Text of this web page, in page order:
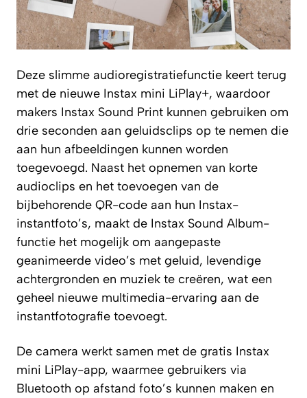
Deze slimme audioregistratiefunctie keert terug
met de nieuwe Instax mini LiPlay+, waardoor
makers Instax Sound Print kunnen gebruiken om
drie seconden aan geluidsclips op te nemen die
aan hun afbeeldingen kunnen worden
toegevoegd. Naast het opnemen van korte
audioclips en het toevoegen van de
bijbehorende QR-code aan hun Instax-
instantfoto’s, maakt de Instax Sound Album-
functie het mogelijk om aangepaste
geanimeerde video’s met geluid, levendige
achtergronden en muziek te creëren, wat een
geheel nieuwe multimedia-ervaring aan de
instantfotografie toevoegt.
De camera werkt samen met de gratis Instax
mini LiPlay-app, waarmee gebruikers via
Bluetooth op afstand foto’s kunnen maken en